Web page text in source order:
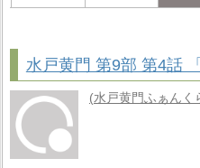
水戸黄門ふぁんく